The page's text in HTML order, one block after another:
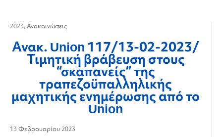
2023, Ανακοινώσεις
Ανακ. Union 117/13-02-2023/
Τιμητική βράβευση στους
“σκαπανείς” της
τραπεζοϋπαλληλικής
μαχητικής ενημέρωσης από το
Union
13 Φεβρουαρίου 2023